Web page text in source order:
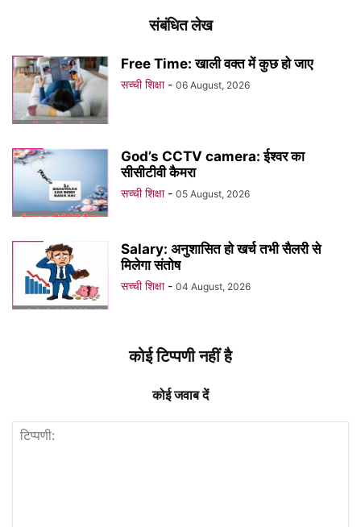
संबंधित लेख
Free Time: खाली वक्त में कुछ हो जाए
सच्ची शिक्षा - 06 August, 2026
God’s CCTV camera: ईश्वर का
सीसीटीवी कैमरा
सच्ची शिक्षा - 05 August, 2026
Salary: अनुशासित हो खर्च तभी सैलरी से
मिलेगा संतोष
सच्ची शिक्षा - 04 August, 2026
कोई टिप्पणी नहीं है
कोई जवाब दें